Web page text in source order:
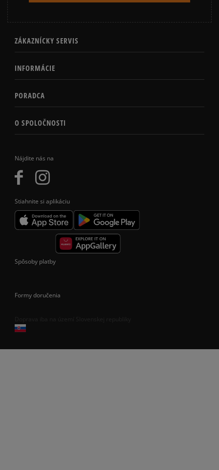
Nájdite nás na
Stiahnite si aplikáciu
ZÁKAZNÍCKY SERVIS
INFORMÁCIE
PORADCA
O SPOLOČNOSTI
Spôsoby platby
Formy doručenia